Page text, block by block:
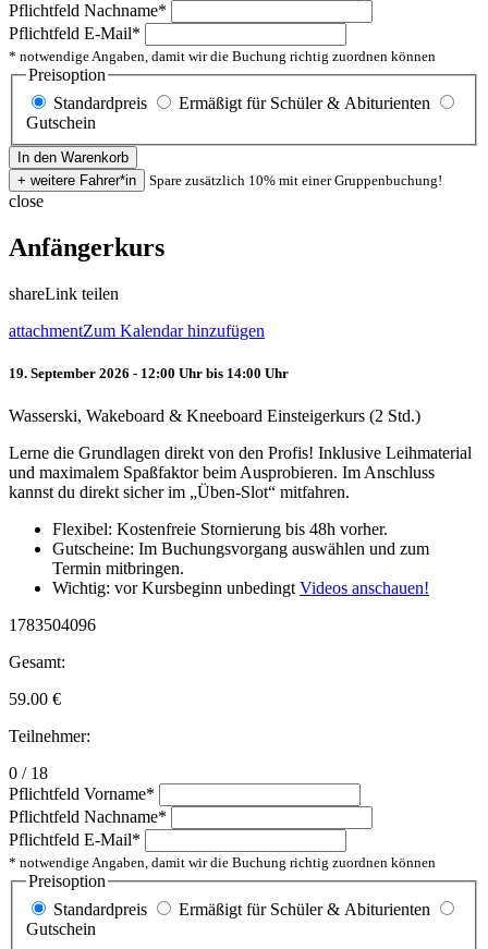
Pflichtfeld Nachname*
Pflichtfeld E-Mail*
* notwendige Angaben, damit wir die Buchung richtig zuordnen können
Preisoption
Standardpreis
Ermäßigt für Schüler & Abiturienten
Gutschein
Spare zusätzlich 10% mit einer Gruppenbuchung!
close
Anfängerkurs
shareLink teilen
attachmentZum Kalendar hinzufügen
19. September 2026 - 12:00 Uhr bis 14:00 Uhr
Wasserski, Wakeboard & Kneeboard Einsteigerkurs (2 Std.)
Lerne die Grundlagen direkt von den Profis! Inklusive Leihmaterial
und maximalem Spaßfaktor beim Ausprobieren. Im Anschluss
kannst du direkt sicher im „Üben-Slot“ mitfahren.
Flexibel: Kostenfreie Stornierung bis 48h vorher.
Gutscheine: Im Buchungsvorgang auswählen und zum
Termin mitbringen.
Wichtig: vor Kursbeginn unbedingt Videos anschauen!
1783504096
Gesamt:
59.00 €
Teilnehmer:
0 / 18
Pflichtfeld Vorname*
Pflichtfeld Nachname*
Pflichtfeld E-Mail*
* notwendige Angaben, damit wir die Buchung richtig zuordnen können
Preisoption
Standardpreis
Ermäßigt für Schüler & Abiturienten
Gutschein